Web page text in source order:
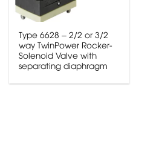
Type 6628 – 2/2 or 3/2
way TwinPower Rocker-
Solenoid Valve with
separating diaphragm